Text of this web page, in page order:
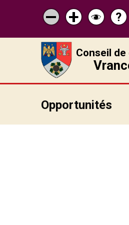
Micșorează
scrisul
Mărește
scrisul
Schimbă
?
Conseil
Opportunités